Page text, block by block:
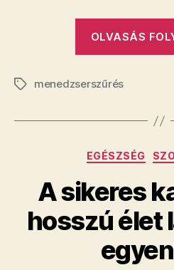
OLVASÁS
Címkékmenedzserszűrés
EGÉSZSÉG
A sikeres
hosszú élet